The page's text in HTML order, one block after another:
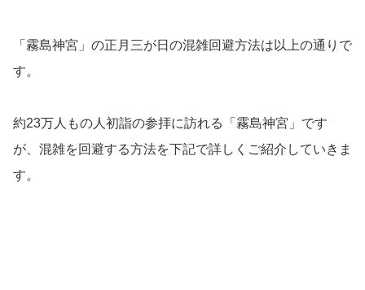
「霧島神宮」の正月三が日の混雑回避方法は以上の通りで
す。
約23万人もの人初詣の参拝に訪れる「霧島神宮」です
が、混雑を回避する方法を下記で詳しくご紹介していきま
す。